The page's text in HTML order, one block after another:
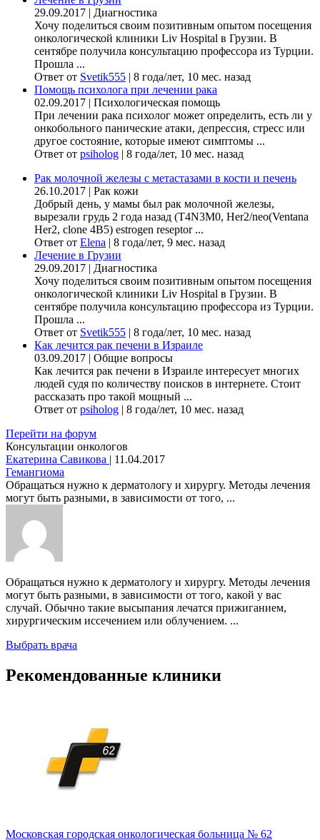
29.09.2017 | Диагностика
Хочу поделиться своим позитивным опытом посещения
онкологической клиники Liv Hospital в Грузии. В
сентябре получила консультацию профессора из Турции.
Прошла ...
Ответ от Svetik555 | 8 года/лет, 10 мес. назад
Помощь психолога при лечении рака
02.09.2017 | Психологическая помощь
При лечении рака психолог может определить, есть ли у
онкобольного панические атаки, депрессия, стресс или
другое состояние, которые имеют симптомы ...
Ответ от psiholog | 8 года/лет, 10 мес. назад
Рак молочной железы с метастазами в кости и печень
26.10.2017 | Рак кожи
Добрый день, у мамы был рак молочной железы,
вырезали грудь 2 года назад (Т4N3M0, Her2/neo(Ventana
Her2, clone 4B5) estrogen reseptor ...
Ответ от Elena | 8 года/лет, 9 мес. назад
Лечение в Грузии
29.09.2017 | Диагностика
Хочу поделиться своим позитивным опытом посещения
онкологической клиники Liv Hospital в Грузии. В
сентябре получила консультацию профессора из Турции.
Прошла ...
Ответ от Svetik555 | 8 года/лет, 10 мес. назад
Как лечится рак печени в Израиле
03.09.2017 | Общие вопросы
Как лечится рак печени в Израиле интересует многих
людей судя по количеству поисков в интернете. Стоит
рассказать про такой мощный ...
Ответ от psiholog | 8 года/лет, 10 мес. назад
Перейти на форум
Консультации онкологов
Екатерина Савикова | 11.04.2017
Гемангиома
Обращаться нужно к дерматологу и хирургу. Методы лечения
могут быть разными, в зависимости от того, ...
Обращаться нужно к дерматологу и хирургу. Методы лечения
могут быть разными, в зависимости от того, какой у вас
случай. Обычно такие высыпания лечатся прижиганием,
хирургическим иссечением или облучением. ...
Выбрать врача
Рекомендованные клиники
Московская городская онкологическая больница № 62